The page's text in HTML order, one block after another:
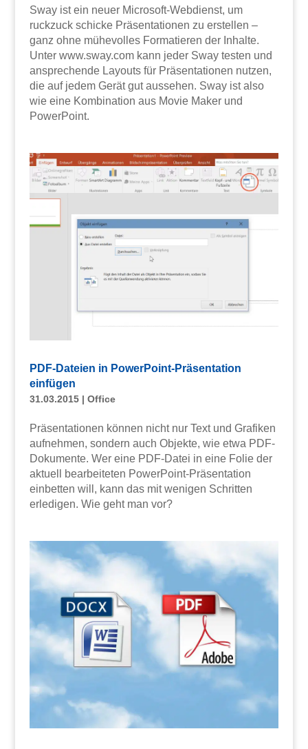
Sway ist ein neuer Microsoft-Webdienst, um
ruckzuck schicke Präsentationen zu erstellen –
ganz ohne mühevolles Formatieren der Inhalte.
Unter www.sway.com kann jeder Sway testen und
ansprechende Layouts für Präsentationen nutzen,
die auf jedem Gerät gut aussehen. Sway ist also
wie eine Kombination aus Movie Maker und
PowerPoint.
PDF-Dateien in PowerPoint-Präsentation
einfügen
31.03.2015| Office
Präsentationen können nicht nur Text und Grafiken
aufnehmen, sondern auch Objekte, wie etwa PDF-
Dokumente. Wer eine PDF-Datei in eine Folie der
aktuell bearbeiteten PowerPoint-Präsentation
einbetten will, kann das mit wenigen Schritten
erledigen. Wie geht man vor?